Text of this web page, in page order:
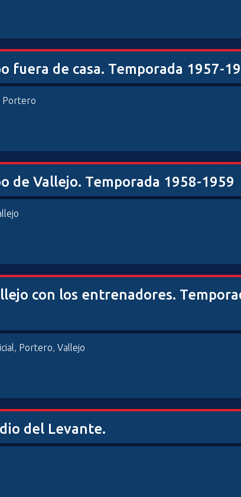
fuera de casa. Temporada 1957-
Portero
de Vallejo. Temporada 1958-1959
con los entrenadores.
, Portero,Vallejo
del Levante.